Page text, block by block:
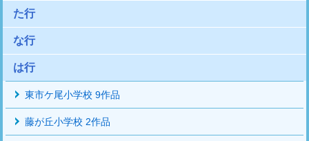
た行
な行
は行
東市ケ尾小学校 9作品
藤が丘小学校 2作品